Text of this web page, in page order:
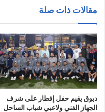
مقالات ذات صلة
دبوق يقيم حفل إفطار على شرف
الجهاز الفني ولاعبي شباب الساحل